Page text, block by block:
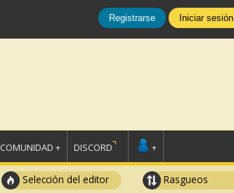
Registrarse Iniciar sesión
COMUNIDAD + DISCORD +
Selección del editor Rasgueos